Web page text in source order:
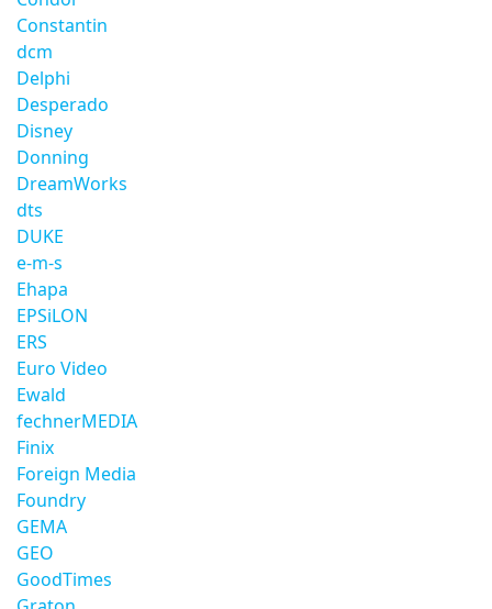
Constantin
dcm
Delphi
Desperado
Disney
Donning
DreamWorks
dts
DUKE
e-m-s
Ehapa
EPSiLON
ERS
Euro Video
Ewald
fechnerMEDIA
Finix
Foreign Media
Foundry
GEMA
GEO
GoodTimes